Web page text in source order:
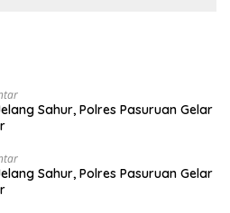
Sahur, Polres Pasuruan Gelar
Sahur, Polres Pasuruan Gelar